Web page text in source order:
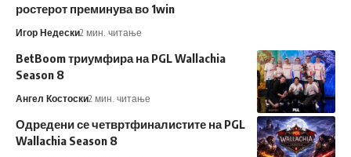
ростерот преминува во 1win
Игор Недески2 мин. читање
BetBoom триумфира на PGL Wallachia
Season 8
Ангел Костоски2 мин. читање
Одредени се четвртфиналистите на PGL
Wallachia Season 8